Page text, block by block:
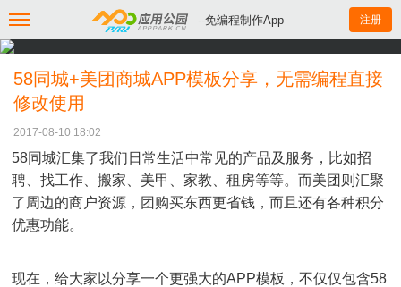
--免编程制作App 注册
58同城+美团商城APP模板分享，无需编程直接
修改使用
2017-08-10 18:02
58同城汇集了我们日常生活中常见的产品及服务，比如招
聘、找工作、搬家、美甲、家教、租房等等。而美团则汇聚
了周边的商户资源，团购买东西更省钱，而且还有各种积分
优惠功能。
现在，给大家以分享一个更强大的APP模板，不仅仅包含58